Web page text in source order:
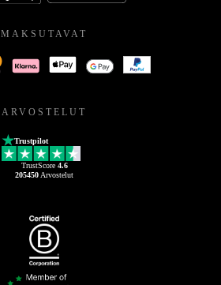
MAKSUTAVAT
ARVOSTELUT
Trustpilot
TrustScore 4.6
205450 Arvostelut